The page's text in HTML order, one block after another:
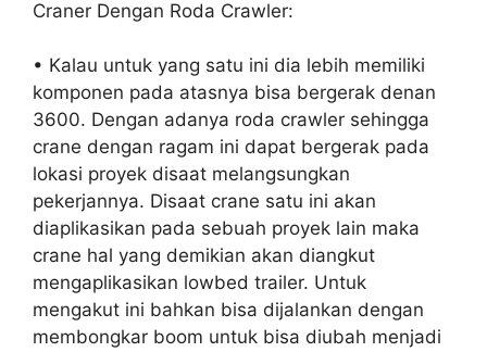
Craner Dengan Roda Crawler:
• Kalau untuk yang satu ini dia lebih memiliki
komponen pada atasnya bisa bergerak denan
3600. Dengan adanya roda crawler sehingga
crane dengan ragam ini dapat bergerak pada
lokasi proyek disaat melangsungkan
pekerjannya. Disaat crane satu ini akan
diaplikasikan pada sebuah proyek lain maka
crane hal yang demikian akan diangkut
mengaplikasikan lowbed trailer. Untuk
mengakut ini bahkan bisa dijalankan dengan
membongkar boom untuk bisa diubah menjadi